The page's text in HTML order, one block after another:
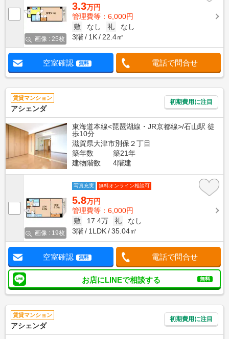
画像 : 25枚
3.3万円
管理費等：6,000円
敷
なし 礼
なし
3階
1K 22.4㎡
空室確認 無料 電話で問合せ
賃貸マンション
アシェンダ
初期費用に注目
東海道本線<琵琶湖線・JR京都線>/石山駅 徒
歩10分
滋賀県大津市別保２丁目
築年数
築21年
建物階数
4階建
画像 : 19枚
写真充実 無料オンライン相談可
5.8万円
管理費等：6,000円
敷
17.4万 礼
なし
3階
1LDK 35.04㎡
空室確認 無料 電話で問合せ
お店にLINEで相談する 無料
賃貸マンション
アシェンダ
初期費用に注目